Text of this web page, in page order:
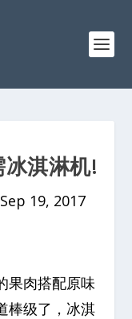
淇淋机!
Sep 19, 2017
果肉搭配原味
棒级了，冰淇